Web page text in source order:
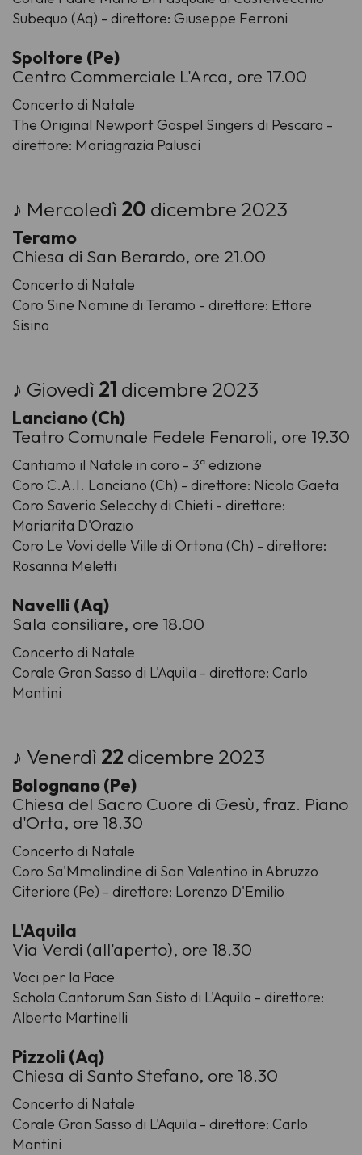
Subequo (Aq) - direttore: Giuseppe Ferroni
Spoltore (Pe)
Centro Commerciale L'Arca, ore 17.00
Concerto di Natale
The Original Newport Gospel Singers di Pescara -
direttore: Mariagrazia Palusci
♪ Mercoledì 20 dicembre 2023
Teramo
Chiesa di San Berardo, ore 21.00
Concerto di Natale
Coro Sine Nomine di Teramo - direttore: Ettore
Sisino
♪ Giovedì 21 dicembre 2023
Lanciano (Ch)
Teatro Comunale Fedele Fenaroli, ore 19.30
Cantiamo il Natale in coro - 3ª edizione
Coro C.A.I. Lanciano (Ch) - direttore: Nicola Gaeta
Coro Saverio Selecchy di Chieti - direttore:
Mariarita D'Orazio
Coro Le Vovi delle Ville di Ortona (Ch) - direttore:
Rosanna Meletti
Navelli (Aq)
Sala consiliare, ore 18.00
Concerto di Natale
Corale Gran Sasso di L'Aquila - direttore: Carlo
Mantini
♪ Venerdì 22 dicembre 2023
Bolognano (Pe)
Chiesa del Sacro Cuore di Gesù, fraz. Piano
d'Orta, ore 18.30
Concerto di Natale
Coro Sa'Mmalindine di San Valentino in Abruzzo
Citeriore (Pe) - direttore: Lorenzo D'Emilio
L'Aquila
Via Verdi (all'aperto), ore 18.30
Voci per la Pace
Schola Cantorum San Sisto di L'Aquila - direttore:
Alberto Martinelli
Pizzoli (Aq)
Chiesa di Santo Stefano, ore 18.30
Concerto di Natale
Corale Gran Sasso di L'Aquila - direttore: Carlo
Mantini